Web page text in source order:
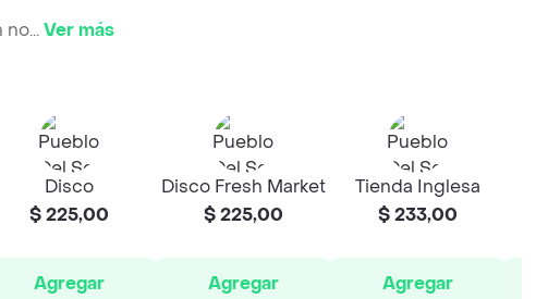
no...Ver más
Disco
$ 225,00
Agregar
Disco Fresh Market
$ 225,00
Agregar
Tienda Inglesa
$ 233,00
Agregar